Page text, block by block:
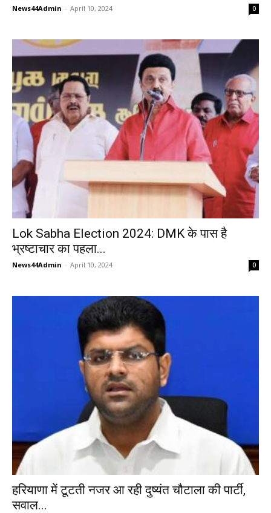
News44Admin - April 10, 2024 0
Lok Sabha Election 2024: DMK के पास है
भ्रष्टाचार का पहला...
News44Admin - April 10, 2024 0
हरियाणा में टूटती नजर आ रही दुष्यंत चौटाला की पार्टी,
सवाल...